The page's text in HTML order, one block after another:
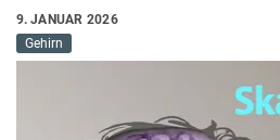
9. JANUAR 2026
Gehirn